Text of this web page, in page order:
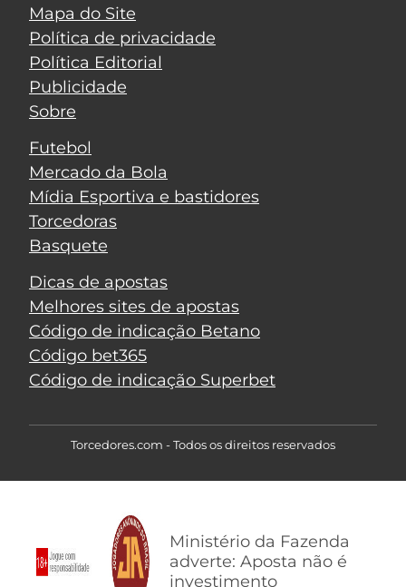
Mapa do Site
Política de privacidade
Política Editorial
Publicidade
Sobre
Futebol
Mercado da Bola
Mídia Esportiva e bastidores
Torcedoras
Basquete
Dicas de apostas
Melhores sites de apostas
Código de indicação Betano
Código bet365
Código de indicação Superbet
Torcedores.com - Todos os direitos reservados
Ministério da Fazenda
adverte: Aposta não é
investimento